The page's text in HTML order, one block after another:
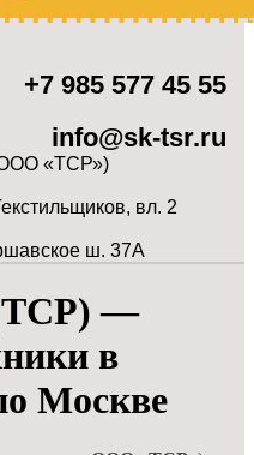
+7 985 577 45 55
info@sk-tsr.ru
«ТСР»)
вл. 2
ш. 37А
—
в
Москве